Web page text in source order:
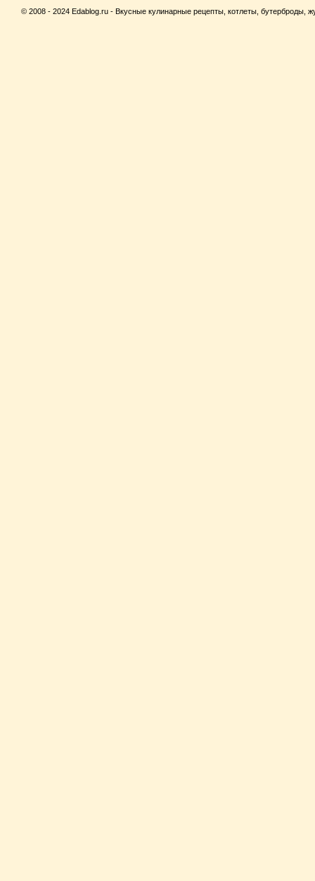
© 2008 - 2024 Edablog.ru - Вкусные кулинарные рецепты, котлеты, бутерброды,